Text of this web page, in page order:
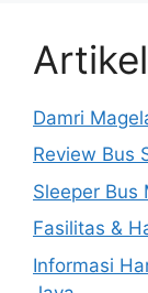
Damri
Review Bus
Sleeper Bus
Fasilitas &
Informasi